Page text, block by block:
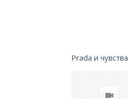
Prada и чувства